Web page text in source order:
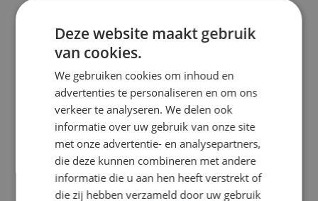
Kaatsheuvel
Sprundel
Specialisme
Beveiligingstechniek
Elektrotechniek
Energietechniek
Werktuigbouwkunde
Energietechniek
Beveiligingstechniek
Uitgelicht
Klimaatinstallaties
Deze website maakt gebruik
van cookies.
We gebruiken cookies om inhoud en
advertenties te personaliseren en om ons
verkeer te analyseren. We delen ook
informatie over uw gebruik van onze site
met onze advertentie- en analysepartners,
die deze kunnen combineren met andere
informatie die u aan hen heeft verstrekt of
die zij hebben verzameld door uw gebruik